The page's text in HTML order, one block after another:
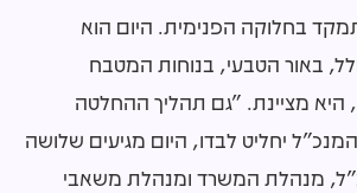
בחלוקה הפנימית. היום הוא
באור הטבעי, בנוחות המטבח
היא מציינת. "גם תהליך ההחלטה
יחליט לבדו, היום מגיעים שלושה
מנהלת המשרד ומנהלת משאבי